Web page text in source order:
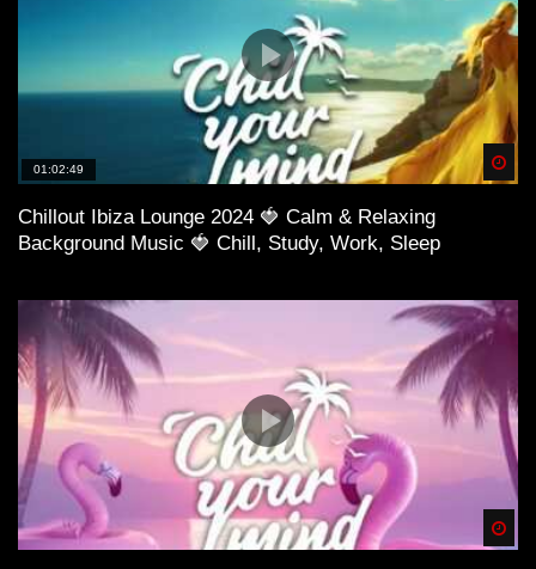
01:02:49
Chillout Ibiza Lounge 2024 🍓 Calm & Relaxing
Background Music 🍓 Chill, Study, Work, Sleep